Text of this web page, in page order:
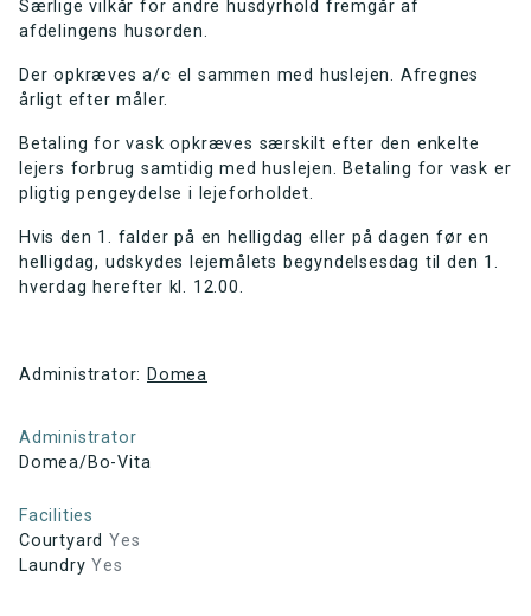
Særlige vilkår for andre husdyrhold fremgår af
afdelingens husorden.
Der opkræves a/c el sammen med huslejen. Afregnes
årligt efter måler.
Betaling for vask opkræves særskilt efter den enkelte
lejers forbrug samtidig med huslejen. Betaling for vask er
pligtig pengeydelse i lejeforholdet.
Hvis den 1. falder på en helligdag eller på dagen før en
helligdag, udskydes lejemålets begyndelsesdag til den 1.
hverdag herefter kl. 12.00.
Administrator: Domea
Administrator
Domea/Bo-Vita
Facilities
Courtyard Yes
Laundry Yes